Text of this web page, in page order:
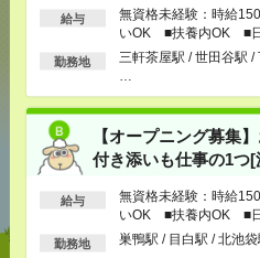
給与
無資格未経験：時給
いOK ■扶養内OK ■
以上
勤務地
三軒茶屋駅 / 世田谷駅 /
【オープニング募集
付き添いも仕事の1つ[
給与
無資格未経験：時給
いOK ■扶養内OK ■
以上
勤務地 巣鴨駅 / 目白駅 / 北池袋
あなたの閲覧履歴